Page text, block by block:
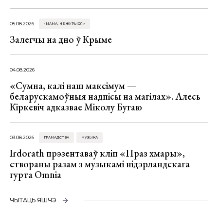
05.08.2026 «МАМА, НЕ ЖУРЫСЯ!»
Залегчы на дно ў Крыме
04.08.2026
«Сумна, калі наш максімум —
беларускамоўныя надпісы на магілах». Алесь
Кіркевіч адказвае Міколу Бугаю
03.08.2026 ГРАМАДСТВА МУЗЫКА
Irdorath прэзентаваў кліп «Праз хмары»,
створаны разам з музыкамі нідэрландскага
гурта Omnia
ЧЫТАЦЬ ЯШЧЭ